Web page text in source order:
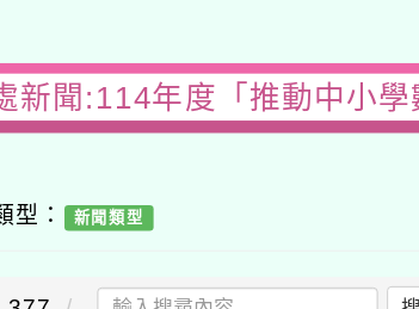
新聞:114年度「推動中小
： 新聞類型